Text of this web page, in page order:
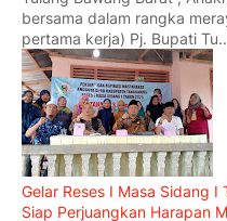
bersama dalam rangka
pertama kerja) Pj. Bupati
Gelar Reses I Masa Sidang I
Siap Perjuangkan Harapan